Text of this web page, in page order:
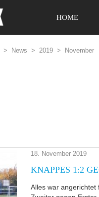
HOME
> News > 2019 > November
18. November 2019
KNAPPES 1:2
Alles war angerichtet